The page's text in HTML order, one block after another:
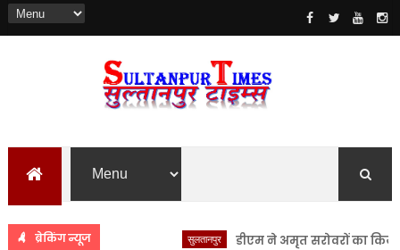
ब्रेकिंग न्यूज डीएम ने अमृत सरोवरों का किया स्थलीय